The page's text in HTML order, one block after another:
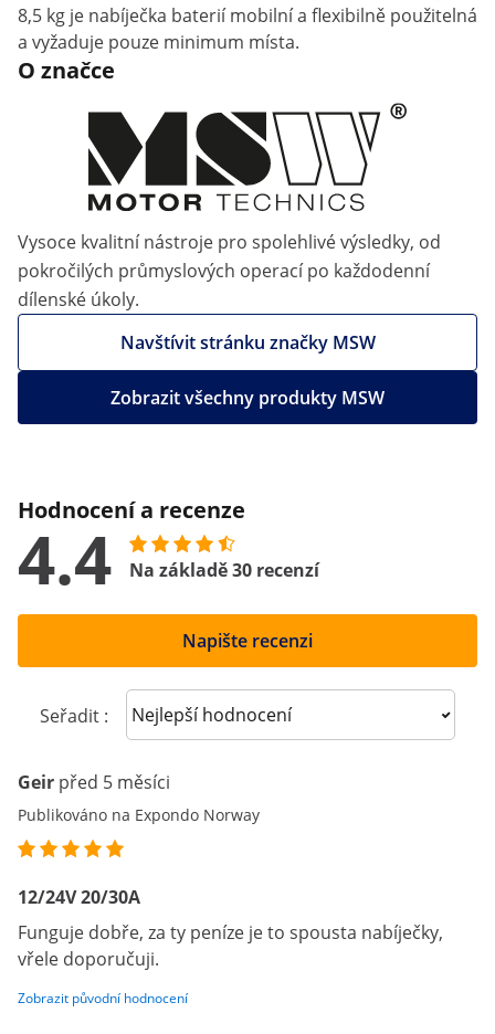
8,5 kg je nabíječka baterií mobilní a flexibilně použitelná
a vyžaduje pouze minimum místa.
O značce
Vysoce kvalitní nástroje pro spolehlivé výsledky, od
pokročilých průmyslových operací po každodenní
dílenské úkoly.
Navštívit stránku značky MSW
Zobrazit všechny produkty MSW
Hodnocení a recenze
4.4 Na základě 30 recenzí
Napište recenzi
Seřadit : Sort reviews
Geir před 5 měsíci
Publikováno na Expondo Norway
12/24V 20/30A
Funguje dobře, za ty peníze je to spousta nabíječky,
vřele doporučuji.
Zobrazit původní hodnocení